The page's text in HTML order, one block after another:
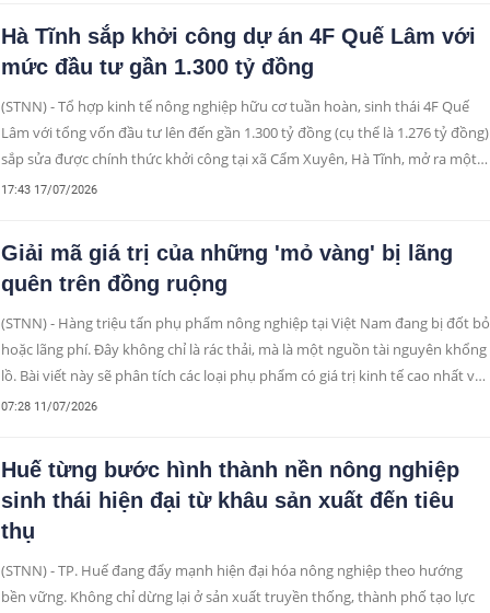
quá khứ với hiện tại, thắp sáng bản sắc văn hóa địa phương trên con
đường phát triển bền vững.
Hà Tĩnh sắp khởi công dự án 4F Quế Lâm với
mức đầu tư gần 1.300 tỷ đồng
(STNN) - Tổ hợp kinh tế nông nghiệp hữu cơ tuần hoàn, sinh thái 4F Quế
Lâm với tổng vốn đầu tư lên đến gần 1.300 tỷ đồng (cụ thể là 1.276 tỷ đồng)
sắp sửa được chính thức khởi công tại xã Cẩm Xuyên, Hà Tĩnh, mở ra một
chặng đường phát triển bền vững lâu dài cho nông nghiệp địa phương.
17:43 17/07/2026
Giải mã giá trị của những 'mỏ vàng' bị lãng
quên trên đồng ruộng
(STNN) - Hàng triệu tấn phụ phẩm nông nghiệp tại Việt Nam đang bị đốt bỏ
hoặc lãng phí. Đây không chỉ là rác thải, mà là một nguồn tài nguyên khổng
lồ. Bài viết này sẽ phân tích các loại phụ phẩm có giá trị kinh tế cao nhất và
những bài học cho Việt Nam.
07:28 11/07/2026
Huế từng bước hình thành nền nông nghiệp
sinh thái hiện đại từ khâu sản xuất đến tiêu
thụ
(STNN) - TP. Huế đang đẩy mạnh hiện đại hóa nông nghiệp theo hướng
bền vững. Không chỉ dừng lại ở sản xuất truyền thống, thành phố tạo lực